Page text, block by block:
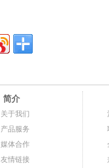
简介
关于我们
产品服务
媒体合作
友情链接